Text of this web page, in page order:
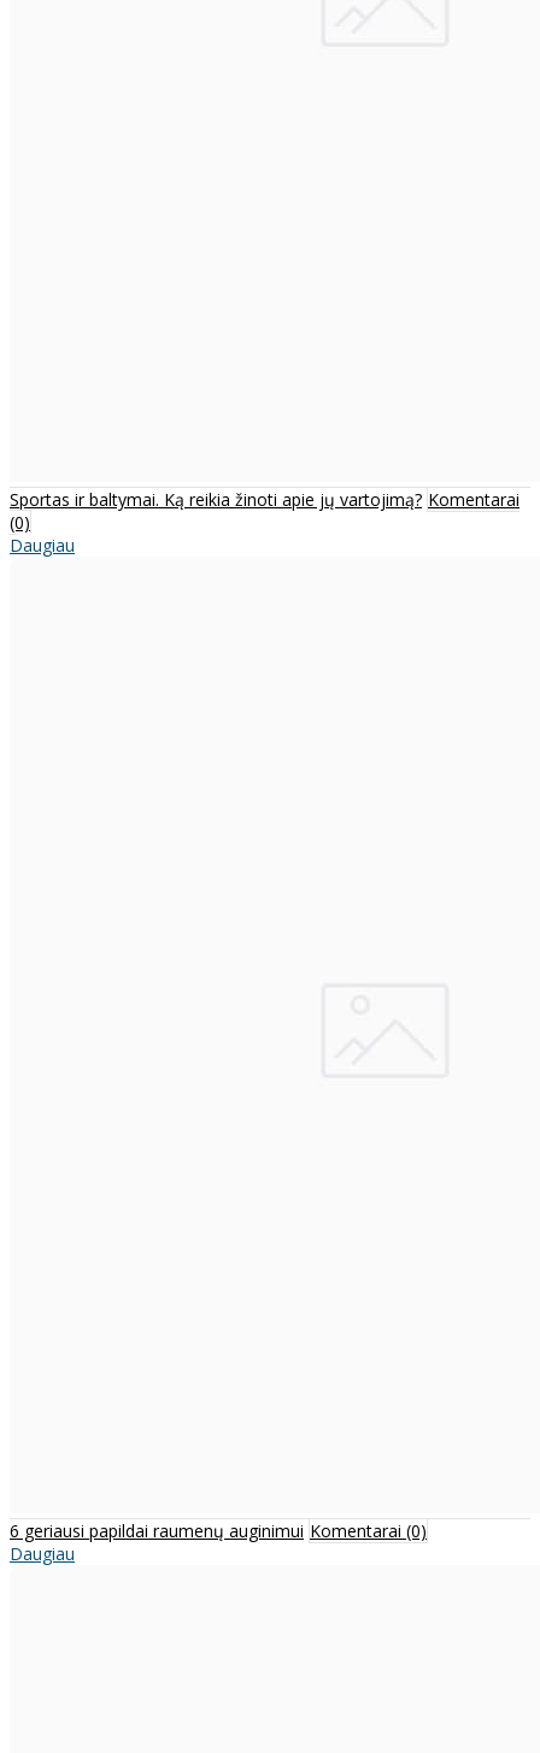
Sportas ir baltymai. Ką reikia žinoti apie jų vartojimą? Komentarai
(0)
Daugiau
6 geriausi papildai raumenų auginimui Komentarai (0)
Daugiau